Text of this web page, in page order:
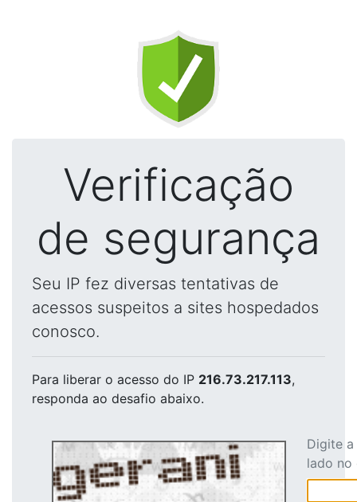
Verificação
de segurança
Seu IP fez diversas tentativas de
acessos suspeitos a sites hospedados
conosco.
Para liberar o acesso do IP 216.73.217.113,
responda ao desafio abaixo.
Digite
lado no